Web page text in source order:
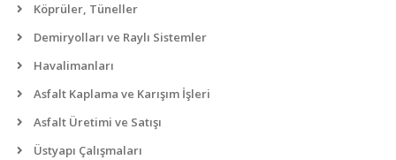
Köprüler, Tüneller
Demiryolları ve Raylı Sistemler
Havalimanları
Asfalt Kaplama ve Karışım İşleri
Asfalt Üretimi ve Satışı
Üstyapı Çalışmaları